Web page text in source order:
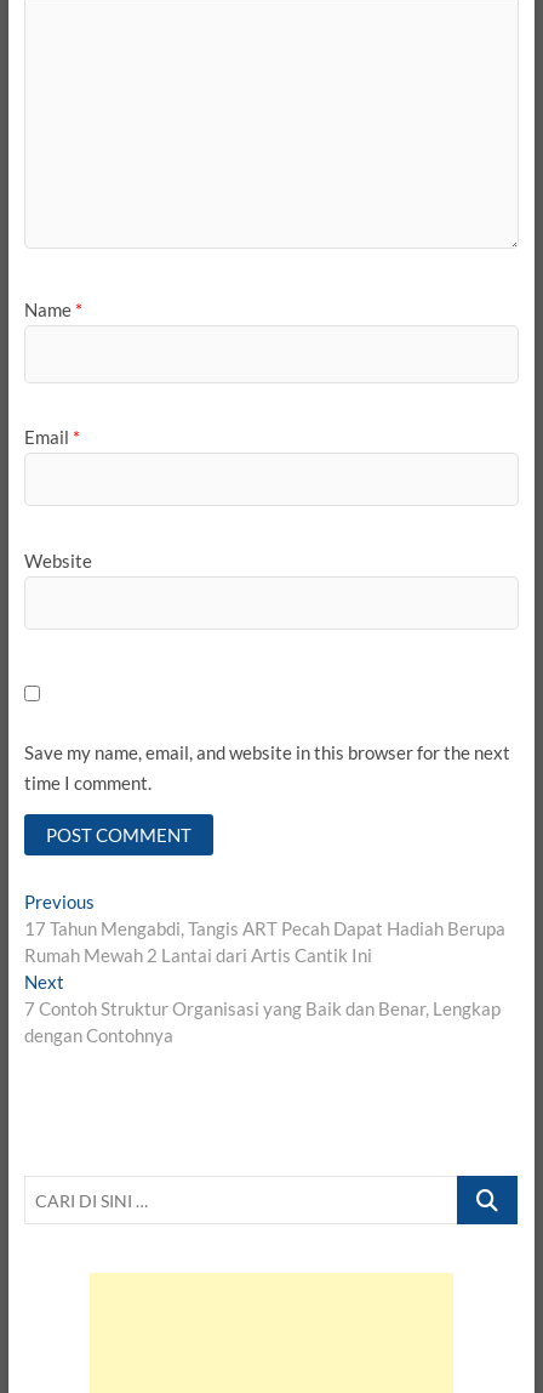
Name *
Email *
Website
Save my name, email, and website in this browser for the next
time I comment.
Post
navigation
PreviousPrevious
post:
17 Tahun Mengabdi, Tangis ART Pecah Dapat Hadiah Berupa
Rumah Mewah 2 Lantai dari Artis Cantik Ini
NextNext
post:
7 Contoh Struktur Organisasi yang Baik dan Benar, Lengkap
dengan Contohnya
CARI